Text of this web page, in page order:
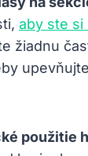
aby ste si
žiadnu
použitie